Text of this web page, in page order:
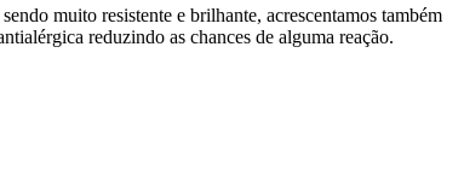
muito resistente e brilhante, acrescentamos também
reduzindo as chances de alguma reação.